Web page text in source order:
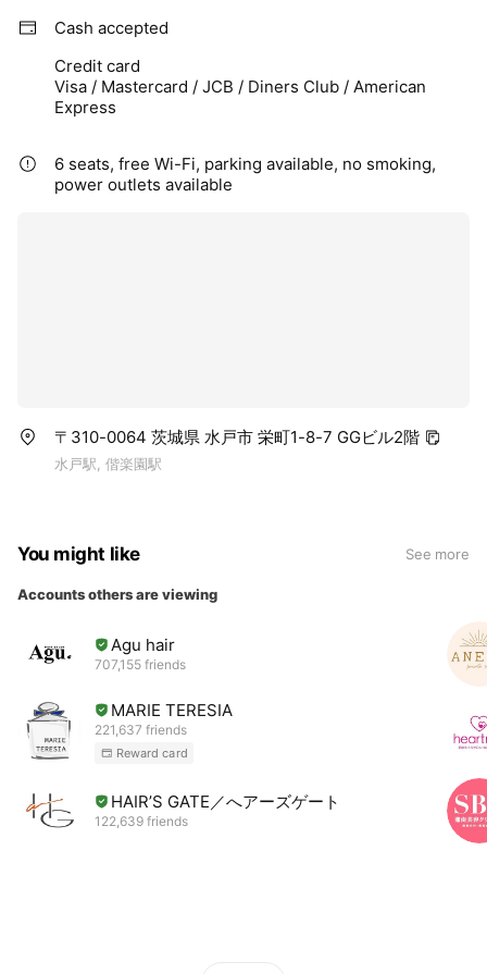
Cash accepted
Credit card
Visa / Mastercard / JCB / Diners Club / American
Express
6 seats, free Wi-Fi, parking available, no smoking,
power outlets available
〒310-0064 茨城県 水戸市 栄町1-8-7 GGビル2階
水戸駅, 偕楽園駅
You might like See more
Accounts others are viewing
Agu hair
707,155 friends
MARIE TERESIA
221,637 friends
Reward card
HAIR’S GATE／へアーズゲート
122,639 friends